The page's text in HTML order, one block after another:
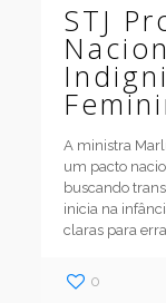
STJ
A ministra
um pacto
buscando
inicia na
claras para
0